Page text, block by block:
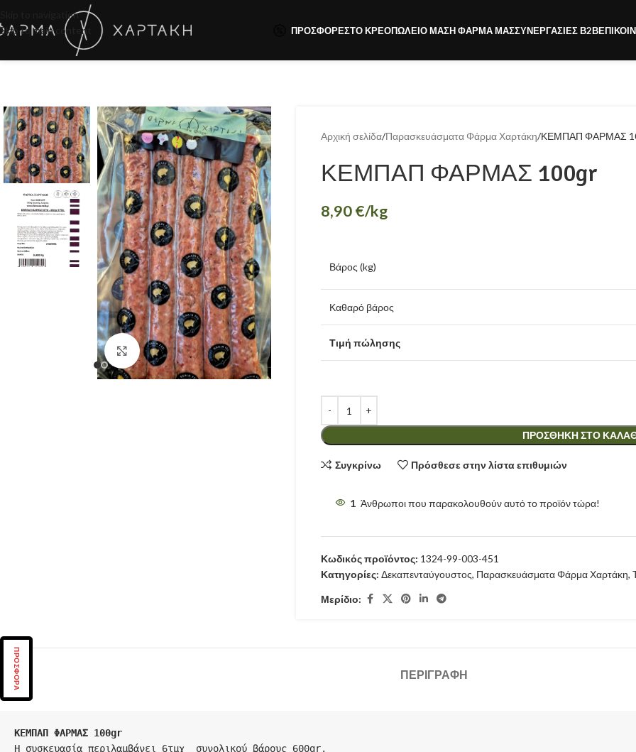
Skip to navigation
Skip to main content
ΠΡΟΣΦΟΡΈΣΤΟ ΚΡΕΟΠΩΛΕΊΟ ΜΑΣΗ ΦΆΡΜΑ ΜΑΣΣΥΝΕΡΓΑΣΊΕΣ Β2Β
Κάντε κλικ για μεγέθυνση
Αρχική σελίδα Παρασκευάσματα Φάρμα Χαρτάκη ΚΕΜΠΑΠ ΦΑΡΜΑΣ
ΚΕΜΠΑΠ ΦΑΡΜΑΣ 100gr
8,90€/kg
Βάρος (kg)
Καθαρό βάρος
Τιμή πώλησης
ΠΡΟΣΘΉΚΗ ΣΤΟ
Συγκρίνω Πρόσθεσε στην λίστα επιθυμιών
1 Άνθρωποι που παρακολουθούν αυτό το προϊόν τώρα!
Κωδικός προϊόντος: 1324-99-003-451
Κατηγορίες: Δεκαπενταύγουστος, Παρασκευάσματα Φάρμα Χαρτάκη,
Μερίδιο:
ΠΕΡΙΓΡΑΦΉ
ΚΕΜΠΑΠ ΦΑΡΜΑΣ 100gr
Η συσκευασία περιλαμβάνει 6τμχ  συνολικού βάρους 600gr.
ΠΡΟΣΦΟΡΑ